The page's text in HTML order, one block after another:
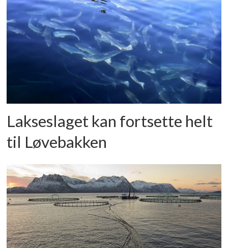
Lakseslaget kan fortsette helt
til Løvebakken